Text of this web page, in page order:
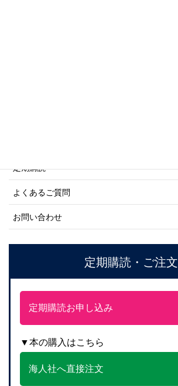
定期購読
よくあるご質問
お問い合わせ
定期購読・ご注文
定期購読お申し込み
▼本の購入はこちら
海人社へ直接注文